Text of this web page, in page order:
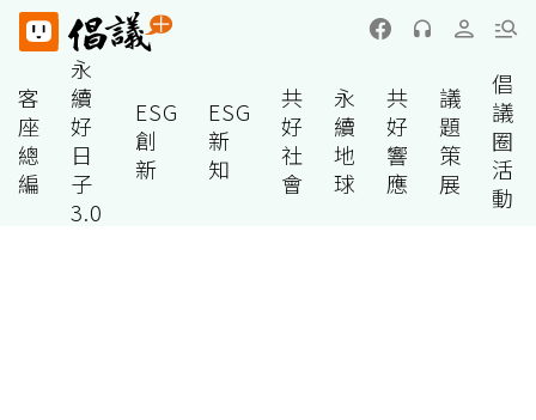
客
座
總
編
永
續
好
日
子
3.0
ESG
創
新
ESG
新
知
共
好
社
會
永
續
地
球
共
好
響
應
議
題
策
展
倡
議
圈
活
動